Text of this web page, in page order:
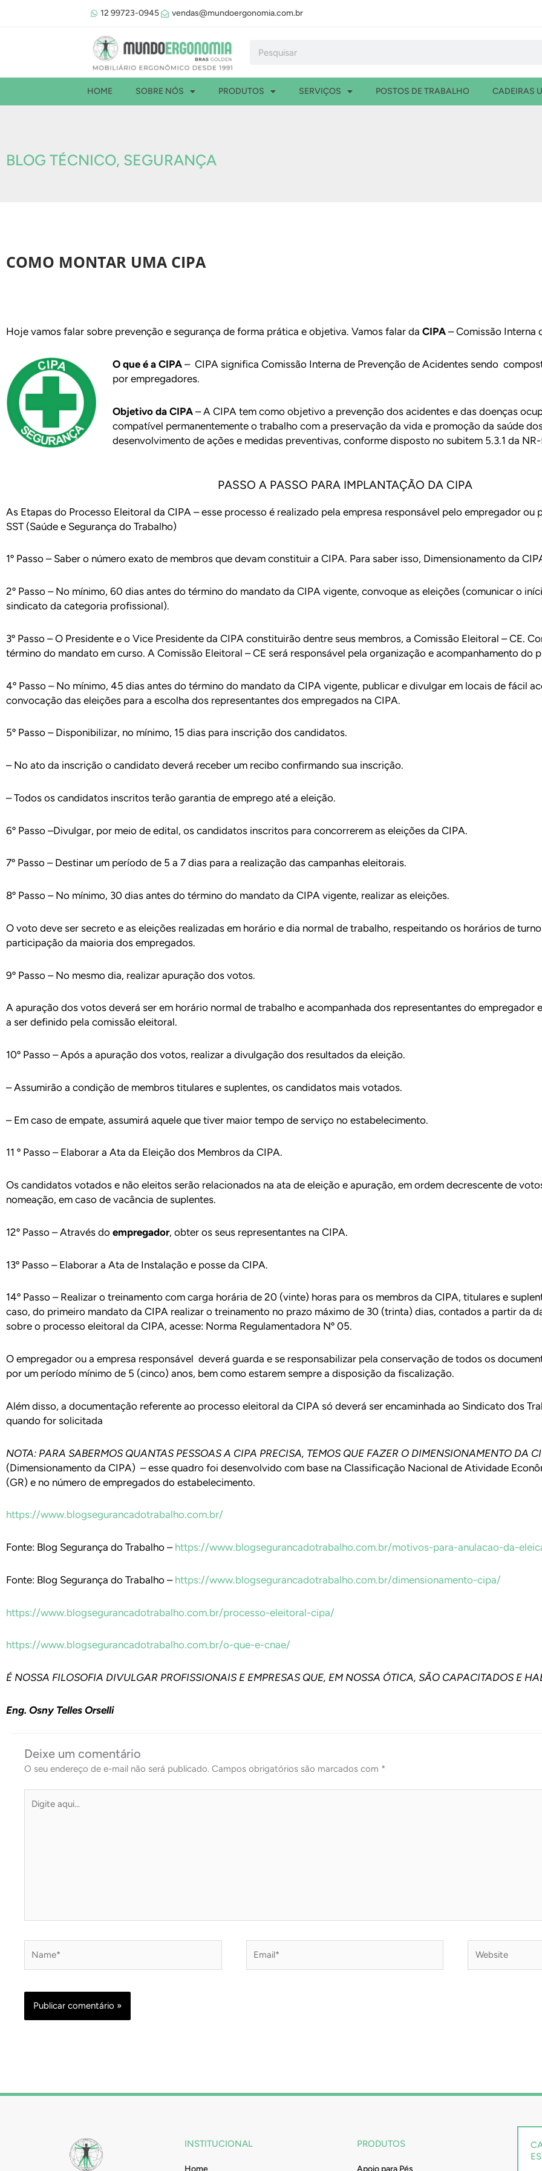
12 99723-0945 vendas@mundoergonomia.com.br
Pesquisar
HOME SOBRE NÓS PRODUTOS SERVIÇOS POSTOS DE TRABALHO CADEIRAS
BLOG TÉCNICO, SEGURANÇA
COMO MONTAR UMA CIPA
Hoje vamos falar sobre prevenção e segurança de forma prática e objetiva. Vamos falar da CIPA – Comissão Interna
O que é a CIPA– CIPA significa Comissão Interna de Prevenção de Acidentes sendo
por empregadores.
Objetivo da CIPA– A CIPA tem como objetivo a prevenção dos acidentes e das doenças
compatível permanentemente o trabalho com a preservação da vida e promoção da saúde
desenvolvimento de ações e medidas preventivas, conforme disposto no subitem 5.3.1 da
PASSO A PASSO PARA IMPLANTAÇÃO DA CIPA
As Etapas do Processo Eleitoral da CIPA – esse processo é realizado pela empresa responsável pelo empregador ou
SST (Saúde e Segurança do Trabalho)
1º Passo – Saber o número exato de membros que devam constituir a CIPA. Para saber isso, Dimensionamento da
2º Passo – No mínimo, 60 dias antes do término do mandato da CIPA vigente, convoque as eleições (comunicar o
sindicato da categoria profissional).
3º Passo – O Presidente e o Vice Presidente da CIPA constituirão dentre seus membros, a Comissão Eleitoral – CE.
término do mandato em curso. A Comissão Eleitoral – CE será responsável pela organização e acompanhamento do
4º Passo – No mínimo, 45 dias antes do término do mandato da CIPA vigente, publicar e divulgar em locais de fácil
convocação das eleições para a escolha dos representantes dos empregados na CIPA.
5º Passo – Disponibilizar, no mínimo, 15 dias para inscrição dos candidatos.
– No ato da inscrição o candidato deverá receber um recibo confirmando sua inscrição.
– Todos os candidatos inscritos terão garantia de emprego até a eleição.
6º Passo –Divulgar, por meio de edital, os candidatos inscritos para concorrerem as eleições da CIPA.
7º Passo – Destinar um período de 5 a 7 dias para a realização das campanhas eleitorais.
8º Passo – No mínimo, 30 dias antes do término do mandato da CIPA vigente, realizar as eleições.
O voto deve ser secreto e as eleições realizadas em horário e dia normal de trabalho, respeitando os horários de
participação da maioria dos empregados.
9º Passo – No mesmo dia, realizar apuração dos votos.
A apuração dos votos deverá ser em horário normal de trabalho e acompanhada dos representantes do empregador
a ser definido pela comissão eleitoral.
10º Passo – Após a apuração dos votos, realizar a divulgação dos resultados da eleição.
– Assumirão a condição de membros titulares e suplentes, os candidatos mais votados.
– Em caso de empate, assumirá aquele que tiver maior tempo de serviço no estabelecimento.
11 º Passo – Elaborar a Ata da Eleição dos Membros da CIPA.
Os candidatos votados e não eleitos serão relacionados na ata de eleição e apuração, em ordem decrescente de
nomeação, em caso de vacância de suplentes.
12º Passo – Através do empregador, obter os seus representantes na CIPA.
13º Passo – Elaborar a Ata de Instalação e posse da CIPA.
14º Passo – Realizar o treinamento com carga horária de 20 (vinte) horas para os membros da CIPA, titulares e
caso, do primeiro mandato da CIPA realizar o treinamento no prazo máximo de 30 (trinta) dias, contados a partir da
sobre o processo eleitoral da CIPA, acesse: Norma Regulamentadora Nº 05.
O empregador ou a empresa responsável deverá guarda e se responsabilizar pela conservação de todos os
por um período mínimo de 5 (cinco) anos, bem como estarem sempre a disposição da fiscalização.
Além disso, a documentação referente ao processo eleitoral da CIPA só deverá ser encaminhada ao Sindicato dos
quando for solicitada
NOTA: PARA SABERMOS QUANTAS PESSOAS A CIPA PRECISA, TEMOS QUE FAZER O DIMENSIONAMENTO DA
(Dimensionamento da CIPA) – esse quadro foi desenvolvido com base na Classificação Nacional de Atividade
(GR) e no número de empregados do estabelecimento.
https://www.blogsegurancadotrabalho.com.br/
Fonte: Blog Segurança do Trabalho – https://www.blogsegurancadotrabalho.com.br/motivos-para-anulacao-da-
Fonte: Blog Segurança do Trabalho – https://www.blogsegurancadotrabalho.com.br/dimensionamento-cipa/
https://www.blogsegurancadotrabalho.com.br/processo-eleitoral-cipa/
https://www.blogsegurancadotrabalho.com.br/o-que-e-cnae/
É NOSSA FILOSOFIA DIVULGAR PROFISSIONAIS E EMPRESAS QUE, EM NOSSA ÓTICA, SÃO CAPACITADOS E
Eng. Osny Telles Orselli
Deixe um comentário
O seu endereço de e-mail não será publicado. Campos obrigatórios são marcados com *
aqui...
INSTITUCIONAL
Home
PRODUTOS
Apoio para Pés